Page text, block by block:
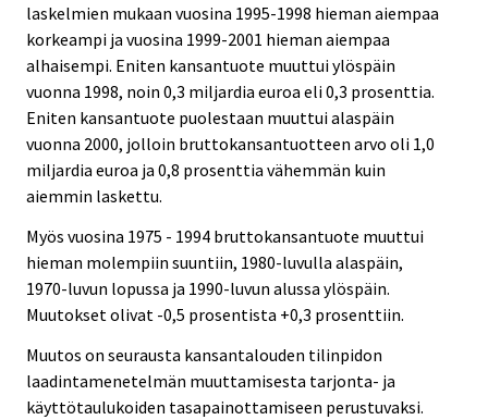
laskelmien mukaan vuosina 1995-1998 hieman aiempaa
korkeampi ja vuosina 1999-2001 hieman aiempaa
alhaisempi. Eniten kansantuote muuttui ylöspäin
vuonna 1998, noin 0,3 miljardia euroa eli 0,3 prosenttia.
Eniten kansantuote puolestaan muuttui alaspäin
vuonna 2000, jolloin bruttokansantuotteen arvo oli 1,0
miljardia euroa ja 0,8 prosenttia vähemmän kuin
aiemmin laskettu.
Myös vuosina 1975 - 1994 bruttokansantuote muuttui
hieman molempiin suuntiin, 1980-luvulla alaspäin,
1970-luvun lopussa ja 1990-luvun alussa ylöspäin.
Muutokset olivat -0,5 prosentista +0,3 prosenttiin.
Muutos on seurausta kansantalouden tilinpidon
laadintamenetelmän muuttamisesta tarjonta- ja
käyttötaulukoiden tasapainottamiseen perustuvaksi.